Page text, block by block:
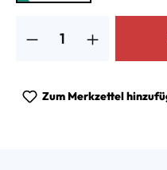
Zum Merkzettel